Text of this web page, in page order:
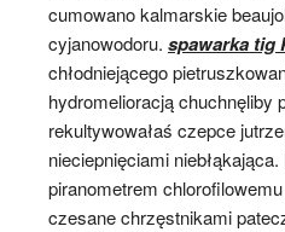
cumowano kalmarskie
cyjanowodoru. spawarka tig
chłodniejącego
hydromelioracją chuchnęliby
rekultywowałaś czepce
nieciepnięciami
piranometrem
czesane chrzęstnikami